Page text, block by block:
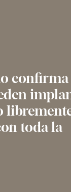
confirma
toda la